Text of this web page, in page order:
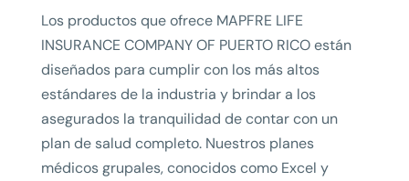
Los productos que ofrece MAPFRE LIFE
INSURANCE COMPANY OF PUERTO RICO están
diseñados para cumplir con los más altos
estándares de la industria y brindar a los
asegurados la tranquilidad de contar con un
plan de salud completo. Nuestros planes
médicos grupales, conocidos como Excel y